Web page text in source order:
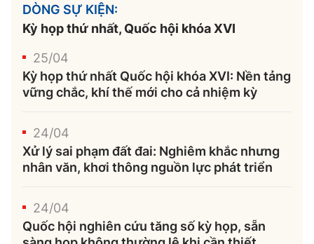
DÒNG SỰ KIỆN:
Kỳ họp thứ nhất, Quốc hội khóa XVI
25/04
Kỳ họp thứ nhất Quốc hội khóa XVI: Nền tảng
vững chắc, khí thế mới cho cả nhiệm kỳ
24/04
Xử lý sai phạm đất đai: Nghiêm khắc nhưng
nhân văn, khơi thông nguồn lực phát triển
24/04
Quốc hội nghiên cứu tăng số kỳ họp, sẵn